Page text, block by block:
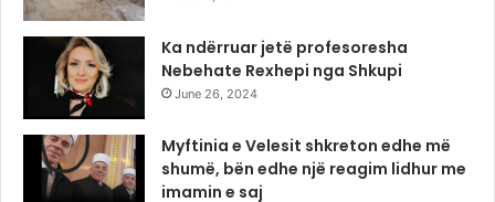
Ka ndërruar jetë profesoresha
Nebehate Rexhepi nga Shkupi
June 26, 2024
Myftinia e Velesit shkreton edhe më
shumë, bën edhe një reagim lidhur me
imamin e saj